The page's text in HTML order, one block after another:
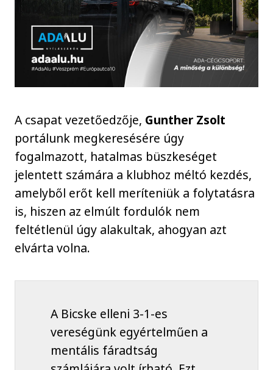
A csapat vezetőedzője, Gunther Zsolt
portálunk megkeresésére úgy
fogalmazott, hatalmas büszkeséget
jelentett számára a klubhoz méltó kezdés,
amelyből erőt kell meríteniük a folytatásra
is, hiszen az elmúlt fordulók nem
feltétlenül úgy alakultak, ahogyan azt
elvárta volna.
A Bicske elleni 3-1-es
vereségünk egyértelműen a
mentális fáradtság